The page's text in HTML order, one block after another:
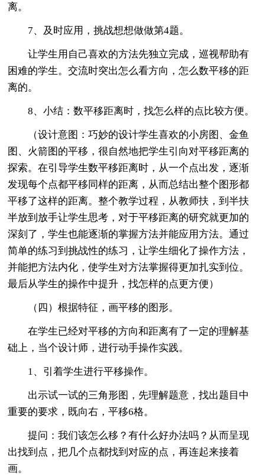
离。
7、及时应用，挑战想想做做第4题。
让学生用自己喜欢的方法先独立完成，巡视帮助有
困难的学生。交流时突出怎么看方向，怎么数平移的距
离的。
8、小结：数平移距离时，找怎么样的点比较方便。
（设计意图：巧妙的设计学生喜欢的小房图、金鱼
图、火箭图的平移，很自然地把学生引向对平移距离的
探索。在引导学生数平移距离时，从一个点出发，逐渐
发现每个点都平移同样的距离，从而总结出整个图形都
平移了这样的距离。整个教学过程，从教师扶，到半扶
半放到放手让学生思考，对于平移距离的研究就更加的
深刻了，学生也能逐渐的掌握方法并能应用方法。通过
简单的练习到挑战性的练习，让学生细化了操作方法，
并能把方法内化，使学生对方法掌握得更加扎实到位。
最后从学生的操作中提升，找怎样的点更方便）
（四）根据特征，画平移的图形。
在学生已经对平移的方向和距离有了一定的理解基
础上，当个设计师，进行动手操作实践。
1、引着学生进行平移操作。
出示试一试的三角形图，先理解题意，找出题目中
重要的要求，既向右，平移6格。
提问：我们该怎么移？有什么好办法吗？从而呈现
出找到点，把几个点都找到对应的点，再连起来接着
画。